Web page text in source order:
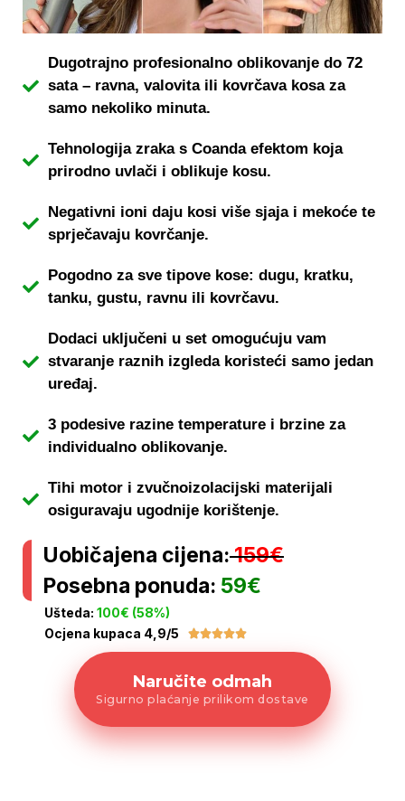
Dugotrajno profesionalno oblikovanje do 72
sata – ravna, valovita ili kovrčava kosa za
samo nekoliko minuta.
Tehnologija zraka s Coanda efektom koja
prirodno uvlači i oblikuje kosu.
Negativni ioni daju kosi više sjaja i mekoće te
sprječavaju kovrčanje.
Pogodno za sve tipove kose: dugu, kratku,
tanku, gustu, ravnu ili kovrčavu.
Dodaci uključeni u set omogućuju vam
stvaranje raznih izgleda koristeći samo jedan
uređaj.
3 podesive razine temperature i brzine za
individualno oblikovanje.
Tihi motor i zvučnoizolacijski materijali
osiguravaju ugodnije korištenje.
Uobičajena cijena:159€
Posebna ponuda: 59€
Ušteda: 100€ (58%)
Ocjena kupaca 4,9/5

Naručite odmah
Sigurno plaćanje prilikom dostave